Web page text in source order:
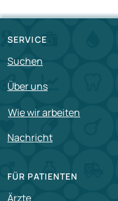
SERVICE
Suchen
Über uns
Wie wir arbeiten
Nachricht
FÜR PATIENTEN
Ärzte